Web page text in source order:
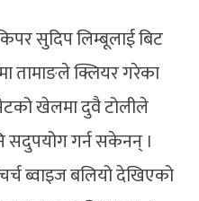
सुदिप लिम्बूलाई बिट
तामाङले क्लियर गरेका
खेलमा दुवै टोलीले
सदुपयोग गर्न सकेनन् ।
ब्वाइज बलियो देखिएको